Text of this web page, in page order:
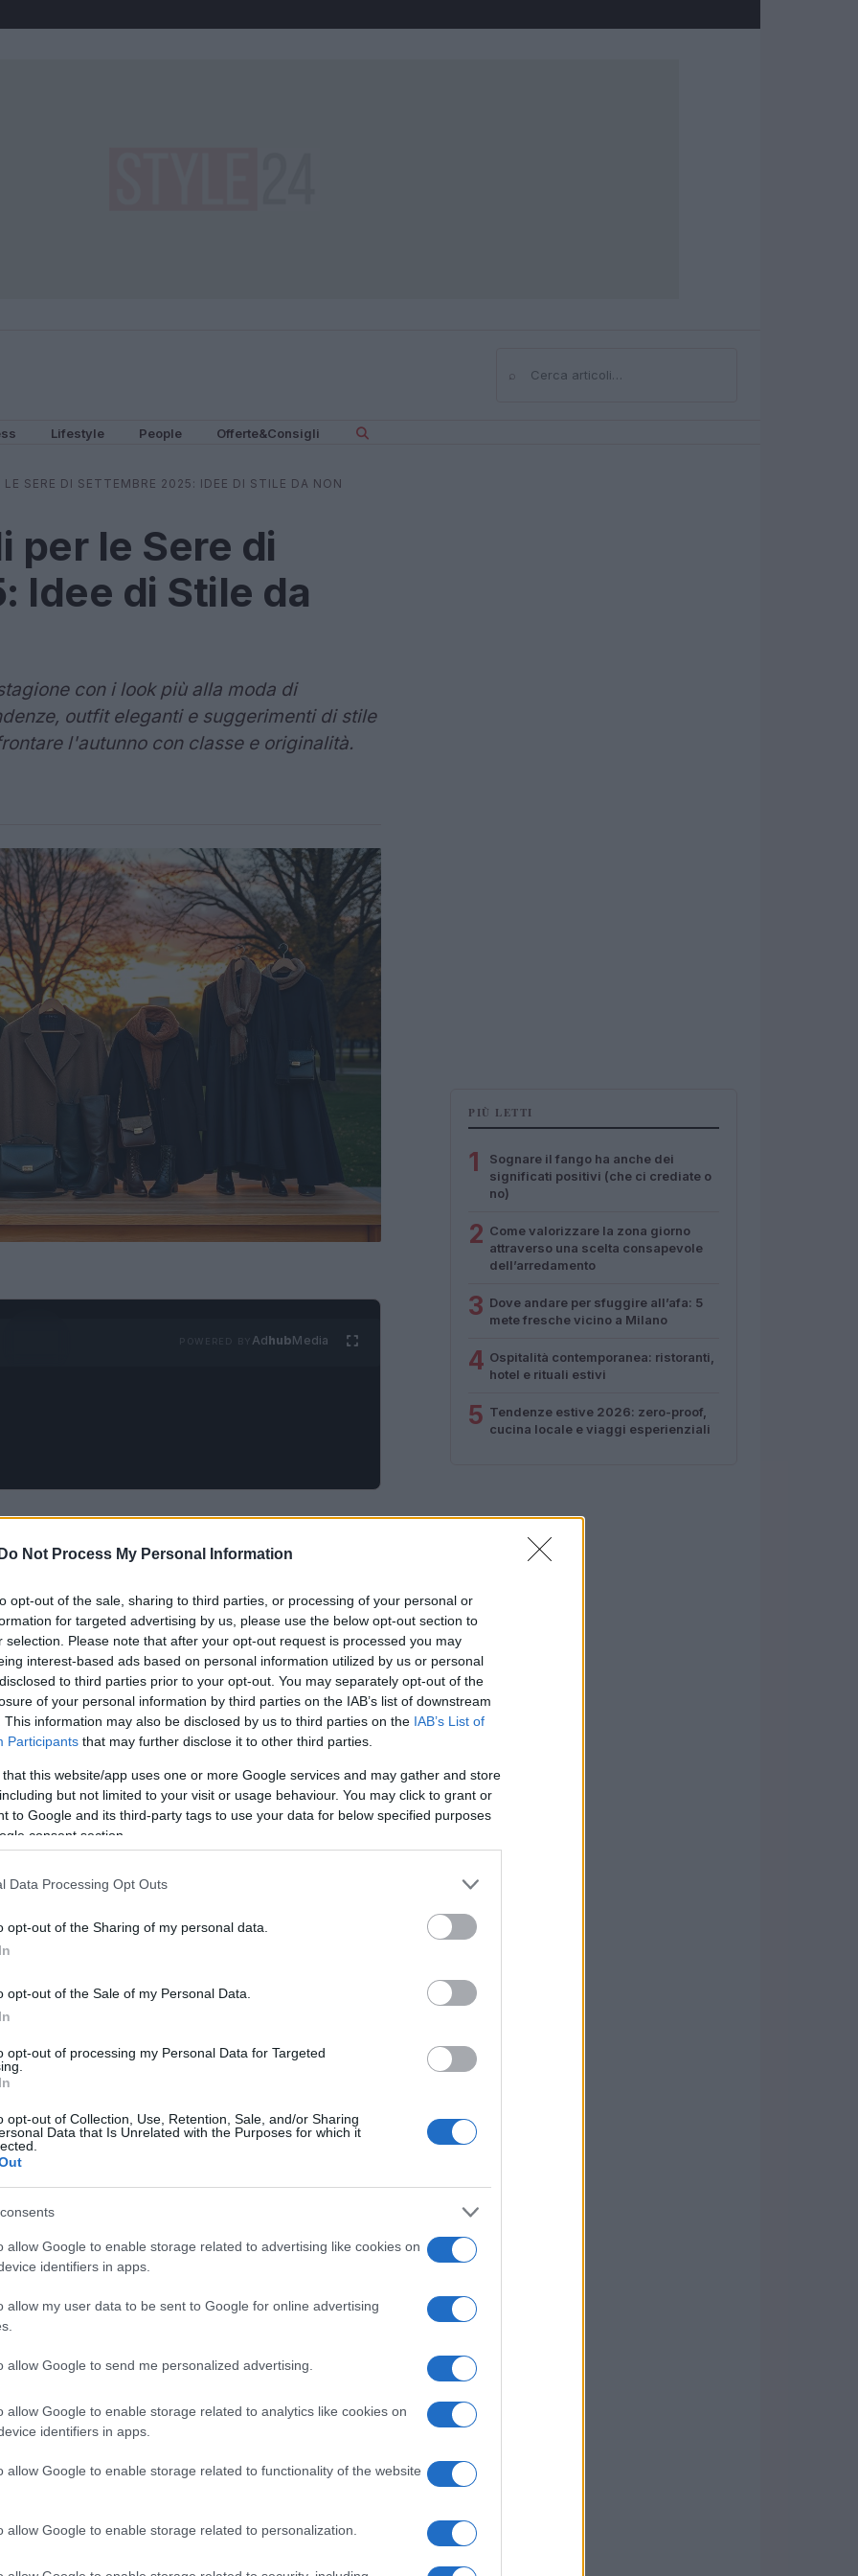
Do Not Process My Personal Information
opt-out of the sale, sharing to third parties, or processing of your personal or
for targeted advertising by us, please use the below opt-out section to
selection. Please note that after your opt-out request is processed you may
interest-based ads based on personal information utilized by us or personal
to third parties prior to your opt-out. You may separately opt-out of the
of your personal information by third parties on the IAB’s list of downstream
This information may also be disclosed by us to third parties on the IAB’s List of
Participants that may further disclose it to other third parties.
that this website/app uses one or more Google services and may gather and store
but not limited to your visit or usage behaviour. You may click to grant or
to Google and its third-party tags to use your data for below specified purposes
consent section.
Data Processing Opt Outs
opt-out of the Sharing of my personal data.
opt-out of the Sale of my Personal Data.
opt-out of processing my Personal Data for Targeted
opt-out of Collection, Use, Retention, Sale, and/or Sharing
Data that Is Unrelated with the Purposes for which it
allow Google to enable storage related to advertising like cookies on
identifiers in apps.
allow my user data to be sent to Google for online advertising
allow Google to send me personalized advertising.
allow Google to enable storage related to analytics like cookies on
identifiers in apps.
allow Google to enable storage related to functionality of the website
allow Google to enable storage related to personalization.
⌕Cerca
Lifestyle People Offerte&Consigli
SERE DI SETTEMBRE 2025: IDEE DI STILE DA NON
le Sere di
Idee di Stile da
con i look più alla moda di
outfit eleganti e suggerimenti di stile
l'autunno con classe e originalità.
AdhubMedia
si fa sentire, portando con sé una serie
e sandali, è necessario riorganizzare il
L’arte di creare outfit per le serate
per le donne che desiderano essere
e le cene all’aperto generano incertezze
è essenziale trovare un equilibrio tra
capi estivi con elementi autunnali,
meteorologici e alle occasioni sociali.
del“vestirsi a cipolla”si dimostra
a indossare mini dress e vestitini
stivali in pelle. Look raffinati e versatili
dettagli in pizzo, completato da cardigan
abbinamenti non solo offrono eleganza, ma
contro il freddo serale.
e eventi
di capi sartoriali e dettagli femminili
PIÙ LETTI
1
Sognare il fango ha anche dei
significati positivi (che ci crediate o
no)
2 Come valorizzare la zona giorno
attraverso una scelta consapevole
dell’arredamento
3 Dove andare per sfuggire all’afa: 5
mete fresche vicino a Milano
4 Ospitalità contemporanea: ristoranti,
hotel e rituali estivi
5 Tendenze estive 2026: zero-proof,
cucina locale e viaggi esperienziali